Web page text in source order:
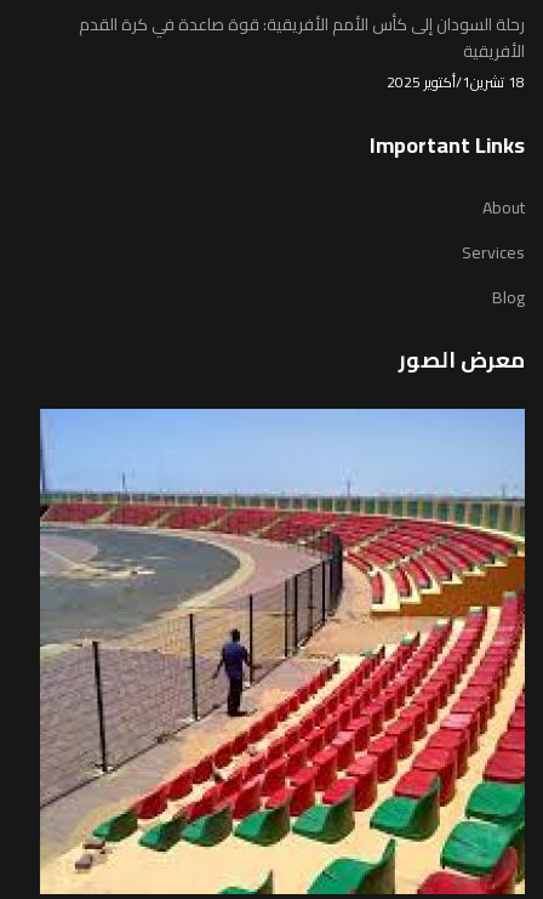
رحلة السودان إلى كأس الأمم الأفريقية: قوة صاعدة في كرة القدم
الأفريقية
18 تشرين1/أكتوير 2025
Important Links
About
Services
Blog
معرض الصور